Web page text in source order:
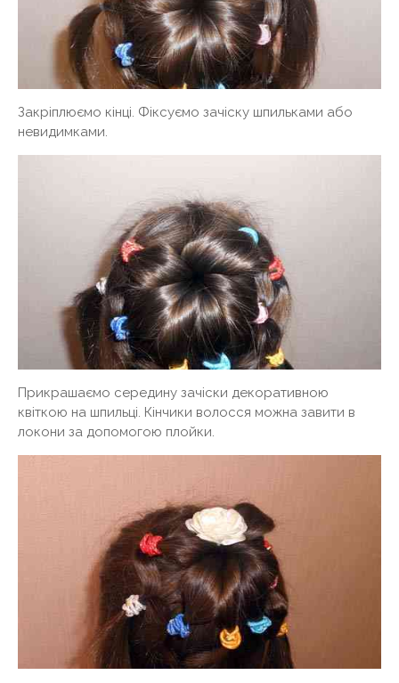
Закріплюємо кінці. Фіксуємо зачіску шпильками або
невидимками.
Прикрашаємо середину зачіски декоративною
квіткою на шпильці. Кінчики волосся можна завити в
локони за допомогою плойки.